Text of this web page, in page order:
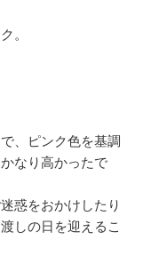
。
、ピンク色を基調
なり高かったで
惑をおかけしたり
しの日を迎えるこ